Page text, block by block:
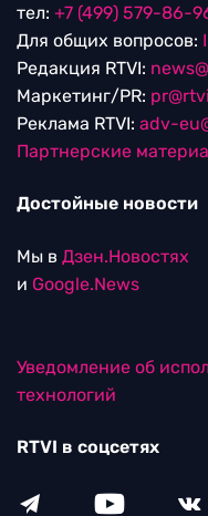
тел: +7 (499) 579-86-
Для общих вопросов:
Редакция RTVI:
Маркетинг/PR:
Реклама RTVI: adv-
Партнерские
Достойные новости
Мы в Дзен.Новостях
и Google.News
Уведомление об
технологий
RTVI в соцсетях